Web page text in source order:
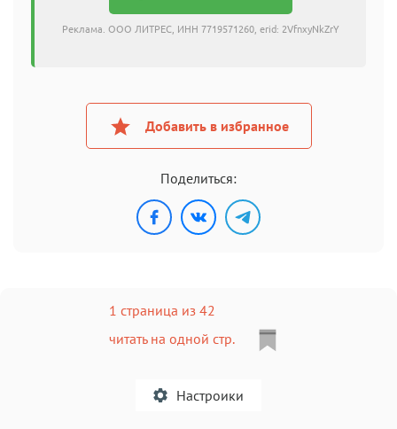
Реклама. ООО ЛИТРЕС, ИНН 7719571260, erid: 2VfnxyNkZrY
Добавить в избранное
Поделиться:
1 страница из 42
читать на одной стр.
Настроики